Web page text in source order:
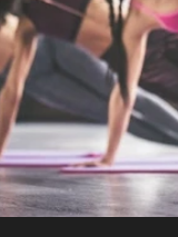
PROTÉINES